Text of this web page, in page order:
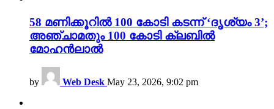
58 മണിക്കൂറിൽ 100 കോടി കടന്ന് ‘ദൃശ്യം 3’;
അഞ്ചാമതും 100 കോടി ക്ലബിൽ
മോഹൻലാൽ
by Web Desk May 23, 2026, 9:02 pm